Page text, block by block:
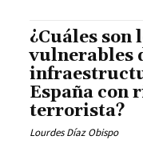
¿Cuáles son
vulnerables
España con
terrorista?
Lourdes Díaz Obispo